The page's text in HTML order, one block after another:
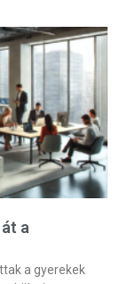
a
a gyerekek